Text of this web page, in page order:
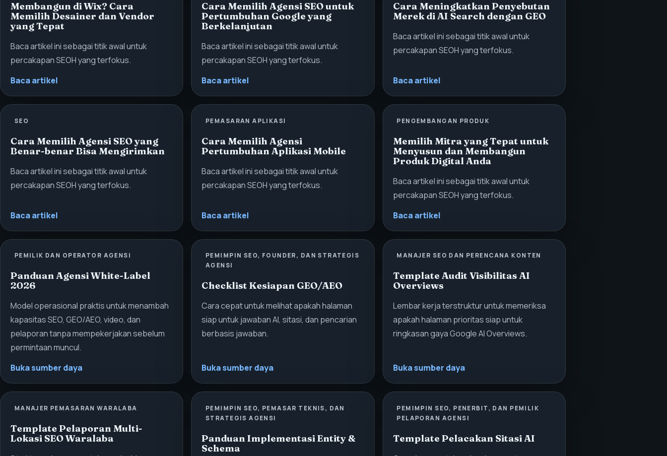
Membangun di Wix? Cara
Memilih Desainer dan Vendor
yang Tepat
Baca artikel ini sebagai titik awal untuk
percakapan SEOH yang terfokus.
Baca artikel
Cara Memilih Agensi SEO untuk
Pertumbuhan Google yang
Berkelanjutan
Baca artikel ini sebagai titik awal untuk
percakapan SEOH yang terfokus.
Baca artikel
Cara Meningkatkan Penyebutan
Merek di AI Search dengan GEO
Baca artikel ini sebagai titik awal untuk
percakapan SEOH yang terfokus.
Baca artikel
SEO
Cara Memilih Agensi SEO yang
Benar-benar Bisa Mengirimkan
Baca artikel ini sebagai titik awal untuk
percakapan SEOH yang terfokus.
Baca artikel
PEMASARAN APLIKASI
Cara Memilih Agensi
Pertumbuhan Aplikasi Mobile
Baca artikel ini sebagai titik awal untuk
percakapan SEOH yang terfokus.
Baca artikel
PENGEMBANGAN PRODUK
Memilih Mitra yang Tepat untuk
Menyusun dan Membangun
Produk Digital Anda
Baca artikel ini sebagai titik awal untuk
percakapan SEOH yang terfokus.
Baca artikel
PEMILIK DAN OPERATOR AGENSI
Panduan Agensi White-Label
2026
Model operasional praktis untuk menambah
kapasitas SEO, GEO/AEO, video, dan
pelaporan tanpa mempekerjakan sebelum
permintaan muncul.
Buka sumber daya
PEMIMPIN SEO, FOUNDER, DAN STRATEGIS
AGENSI
Checklist Kesiapan GEO/AEO
Cara cepat untuk melihat apakah halaman
siap untuk jawaban AI, sitasi, dan pencarian
berbasis jawaban.
Buka sumber daya
MANAJER SEO DAN PERENCANA KONTEN
Template Audit Visibilitas AI
Overviews
Lembar kerja terstruktur untuk memeriksa
apakah halaman prioritas siap untuk
ringkasan gaya Google AI Overviews.
Buka sumber daya
MANAJER PEMASARAN WARALABA
Template Pelaporan Multi-
Lokasi SEO Waralaba
PEMIMPIN SEO, PEMASAR TEKNIS, DAN
STRATEGIS AGENSI
Panduan Implementasi Entity &
Schema
PEMIMPIN SEO, PENERBIT, DAN PEMILIK
PELAPORAN AGENSI
Template Pelacakan Sitasi AI